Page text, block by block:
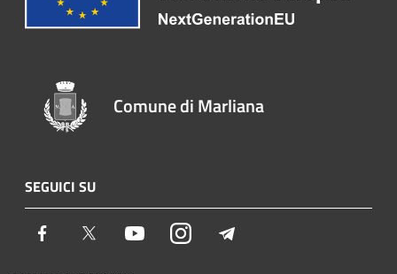
Comune di Marliana
SEGUICI SU
Facebook Twitter YoutubeInstagram